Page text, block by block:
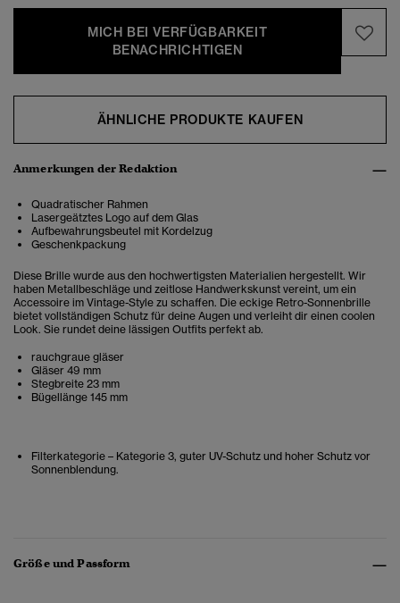
MICH BEI VERFÜGBARKEIT
BENACHRICHTIGEN
ÄHNLICHE PRODUKTE KAUFEN
Anmerkungen der Redaktion
Quadratischer Rahmen
Lasergeätztes Logo auf dem Glas
Aufbewahrungsbeutel mit Kordelzug
Geschenkpackung
Diese Brille wurde aus den hochwertigsten Materialien hergestellt. Wir
haben Metallbeschläge und zeitlose Handwerkskunst vereint, um ein
Accessoire im Vintage-Style zu schaffen. Die eckige Retro-Sonnenbrille
bietet vollständigen Schutz für deine Augen und verleiht dir einen coolen
Look. Sie rundet deine lässigen Outfits perfekt ab.
rauchgraue gläser
Gläser 49 mm
Stegbreite 23 mm
Bügellänge 145 mm
Filterkategorie – Kategorie 3, guter UV-Schutz und hoher Schutz vor
Sonnenblendung.
Größe und Passform